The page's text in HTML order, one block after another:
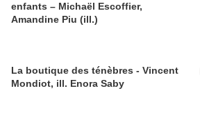
enfants – Michaël Escoffier,
Amandine Piu (ill.)
La boutique des ténèbres - Vincent
Mondiot, ill. Enora Saby